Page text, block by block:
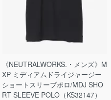
《NEUTRALWORKS.・メンズ》M
XP ミディアムドライジャージー
ショートスリーブポロ/MDJ SHO
RT SLEEVE POLO（KS32147）